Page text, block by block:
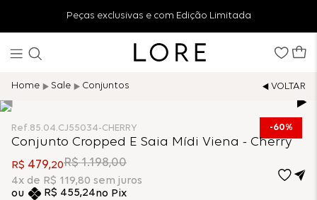
Peças exclusivas e com Edição Limitada
Sale Conjuntos
60%
Ref.85.04.CJ55034-CHERRY
Conjunto Cropped E Saia Mídi Viena - Cherry
R$ 479,20R$ 1.198,00
4x de R$ 119,80 sem juros
R$ 455,24no Pix